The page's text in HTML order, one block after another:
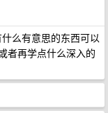
么有意思的东西可以
者再学点什么深入的